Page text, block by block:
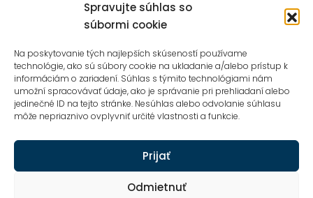
Spravujte súhlas so
súbormi cookie
Na poskytovanie tých najlepších skúseností používame
technológie, ako sú súbory cookie na ukladanie a/alebo prístup k
informáciám o zariadení. Súhlas s týmito technológiami nám
umožní spracovávať údaje, ako je správanie pri prehliadaní alebo
jedinečné ID na tejto stránke. Nesúhlas alebo odvolanie súhlasu
môže nepriaznivo ovplyvniť určité vlastnosti a funkcie.
Prijať
Odmietnuť
DREVENÉ KĽÚČENKY LITTLE AMELIE
4,99€ s dph
Ochrana osobných údajov